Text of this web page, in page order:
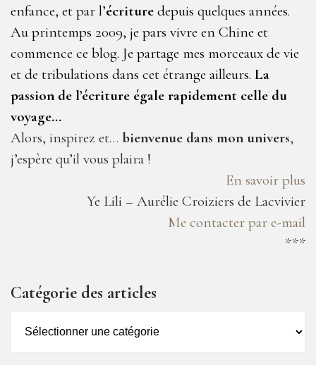
enfance, et par l’écriture depuis quelques années.
Au printemps 2009, je pars vivre en Chine et
commence ce blog. Je partage mes morceaux de vie
et de tribulations dans cet étrange ailleurs. La
passion de l’écriture égale rapidement celle du
voyage…
Alors, inspirez et… bienvenue dans mon univers,
j’espère qu’il vous plaira !
En savoir plus
Ye Lili – Aurélie Croiziers de Lacvivier
Me contacter par e-mail
***
Catégorie des articles
des